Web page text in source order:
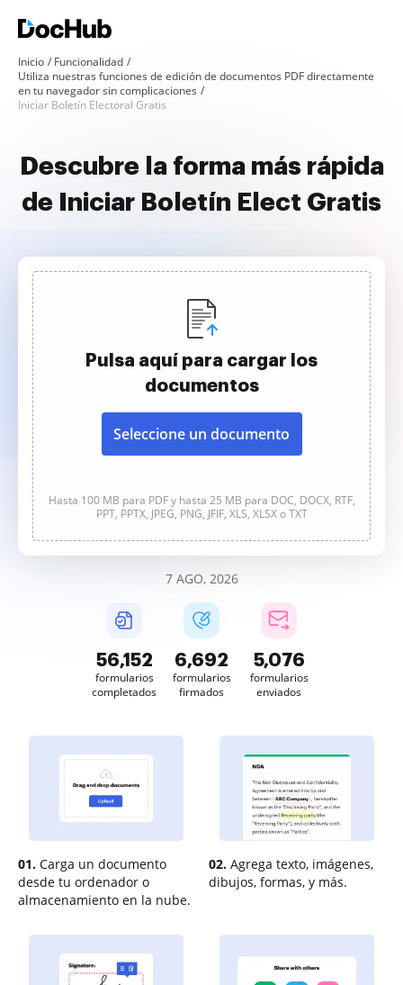
Inicio
Funcionalidad
Utiliza nuestras funciones de edición de documentos PDF directamente
en tu navegador sin complicaciones
Iniciar Boletín Electoral Gratis
Descubre la forma más rápida
de Iniciar Boletín Elect Gratis
Pulsa aquí para cargar los
documentos
Seleccione un documento
Hasta 100 MB para PDF y hasta 25 MB para DOC, DOCX, RTF,
PPT, PPTX, JPEG, PNG, JFIF, XLS, XLSX o TXT
7 AGO, 2026
56,153
formularios
completados
6,692
formularios
firmados
5,076
formularios
enviados
01. Carga un documento
desde tu ordenador o
almacenamiento en la nube.
02. Agrega texto, imágenes,
dibujos, formas, y más.